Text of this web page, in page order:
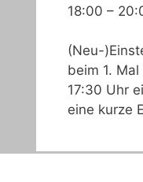
18:00 –
(Neu-
beim 1.
17:30 Uhr
eine kurze